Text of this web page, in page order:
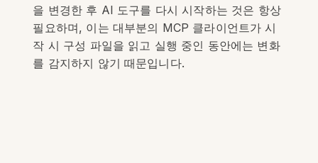
을 변경한 후 AI 도구를 다시 시작하는 것은 항상
필요하며, 이는 대부분의 MCP 클라이언트가 시
작 시 구성 파일을 읽고 실행 중인 동안에는 변화
를 감지하지 않기 때문입니다.